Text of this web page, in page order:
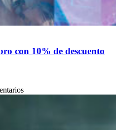
con 10% de descuento